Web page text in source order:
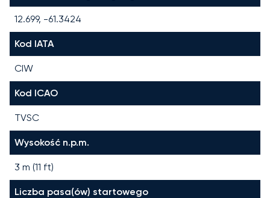
12.699, -61.3424
Kod IATA
CIW
Kod ICAO
TVSC
Wysokość n.p.m.
3 m (11 ft)
Liczba pasa(ów) startowego